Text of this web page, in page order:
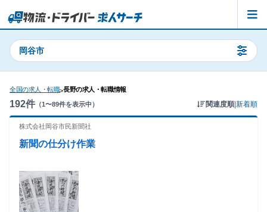
岡谷市
全国の求人・転職>長野の求人・転職情報
192件 （1〜89件を表示中） 関連度順 新着順
株式会社岡谷市民新聞社
新聞の仕分け作業